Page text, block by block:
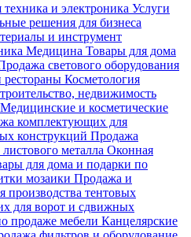
техника и электроника Услуги
решения для бизнеса
и инструмент
Медицина Товары для дома
светового оборудования
Косметология
недвижимость
Медицинские и косметические
комплектующих для
конструкций Продажа
металла Оконная
для дома и подарки по
мозаики Продажа и
производства тентовых
для ворот и сдвижных
продаже мебели Канцелярские